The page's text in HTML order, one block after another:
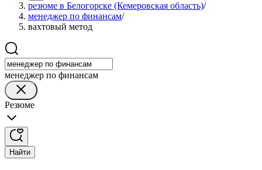
резюме в Белогорске (Кемеровская область)/
менеджер по финансам/
вахтовый метод
менеджер по финансам
Резюме
Найти